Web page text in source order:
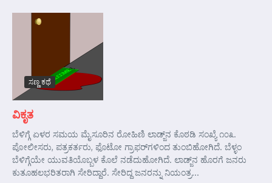
ಸಣ್ಣ ಕಥೆ
ವಿಕೃತ
ಬೆಳಿಗ್ಗೆ ಏಳರ ಸಮಯ ಮೈಸೂರಿನ ರೋಹಿಣಿ ಲಾಡ್ಜ್‌ನ ಕೊಠಡಿ ಸಂಖ್ಯೆ ೧೦೩.
ಪೋಲೀಸರು, ಪತ್ರಕರ್ತರು, ಫೊಟೋ ಗ್ರಾಫರ್‌ಗಳಿಂದ ತುಂಬಿಹೋಗಿದೆ. ಬೆಳ್ಳಂ
ಬೆಳಿಗ್ಗೆಯೇ ಯುವತಿಯೊಬ್ಬಳ ಕೊಲೆ ನಡೆದುಹೋಗಿದೆ. ಲಾಡ್ಜ್‌ನ ಹೊರಗೆ ಜನರು
ಕುತೂಹಲಭರಿತರಾಗಿ ಸೇರಿದ್ದಾರೆ. ಸೇರಿದ್ದ ಜನರನ್ನು ನಿಯಂತ್ರ...